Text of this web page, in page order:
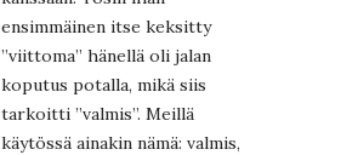
ensimmäinen itse keksitty
”viittoma” hänellä oli jalan
koputus potalla, mikä siis
tarkoitti ”valmis”. Meillä
käytössä ainakin nämä: valmis,